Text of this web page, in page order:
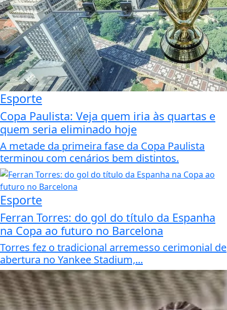
Esporte
Copa Paulista: Veja quem iria às quartas e
quem seria eliminado hoje
A metade da primeira fase da Copa Paulista
terminou com cenários bem distintos.
Esporte
Ferran Torres: do gol do título da Espanha
na Copa ao futuro no Barcelona
Torres fez o tradicional arremesso cerimonial de
abertura no Yankee Stadium,...